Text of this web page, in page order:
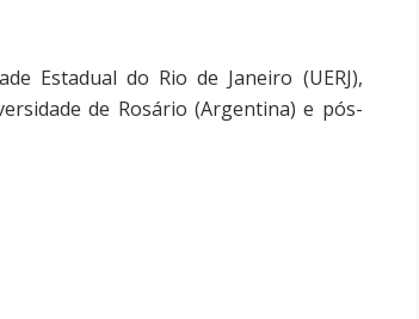
Estadual do Rio de Janeiro (UERJ),
de Rosário (Argentina) e pós-